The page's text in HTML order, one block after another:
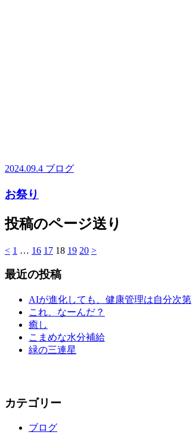
2024.09.4 ブログ
お祭り
投稿のページ送り
< 1 … 16 17 18 19 20 >
最近の投稿
AIが進化しても、健康管理は自分次第
これ、なーんだ？
癒し
こまめな水分補給
緑の三連星
カテゴリー
ブログ